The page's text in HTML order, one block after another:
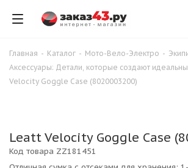
Главная - Каталог - Мото-Вело-Электро -
Аксессуары: Детали, которые создают
Velocity Goggle Case (8020003200)
Leatt Velocity Goggle Case
Код товара ZZ181451